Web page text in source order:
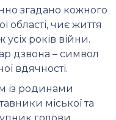
згадано кожного
області, чиє життя
років війни.
дзвона – символ
вдячності.
із родинами
міської та